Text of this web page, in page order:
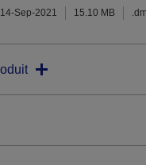
14-Sep-2021 15.10 MB